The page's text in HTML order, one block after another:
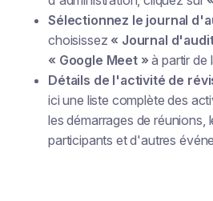
Sélectionnez le journal
choisissez « Journal
« Google Meet »à partir de
Détails de l'activité de
ici une liste complète des
les démarrages de réunions,
participants et d'autres